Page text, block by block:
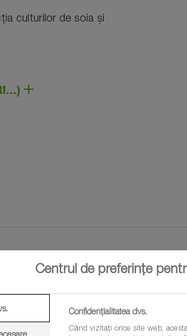
culturilor de soia și
l Imazamox, 480 g/l Bentazon, Adjuvant
Centrul de preferințe
Confidențialitatea dvs.
Când vizitați orice site web,